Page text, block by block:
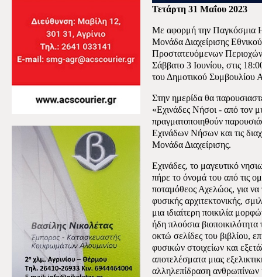
Τετάρτη 31 Μαΐου 2023
Με αφορμή την Παγκόσμια
Μονάδα Διαχείρισης
Προστατευόμενων Περιοχών
Σάββατο 3 Ιουνίου, στις
του Δημοτικού Συμβουλίου
Στην ημερίδα θα
«Εχινάδες Νήσοι - από τον
πραγματοποιηθούν
Εχινάδων Νήσων και τις
Μονάδα Διαχείρισης.
Εχινάδες, τo μαγευτικό
πήρε το όνομά του από τις
ποταμόθεος Αχελώος, για να
φυσικής αρχιτεκτονικής,
μια ιδιαίτερη ποικιλία
ήδη πλούσια
οκτώ σελίδες του βιβλίου,
φυσικών στοιχείων και
αποτελέσματα μιας
αλληλεπίδραση ανθρωπίνων